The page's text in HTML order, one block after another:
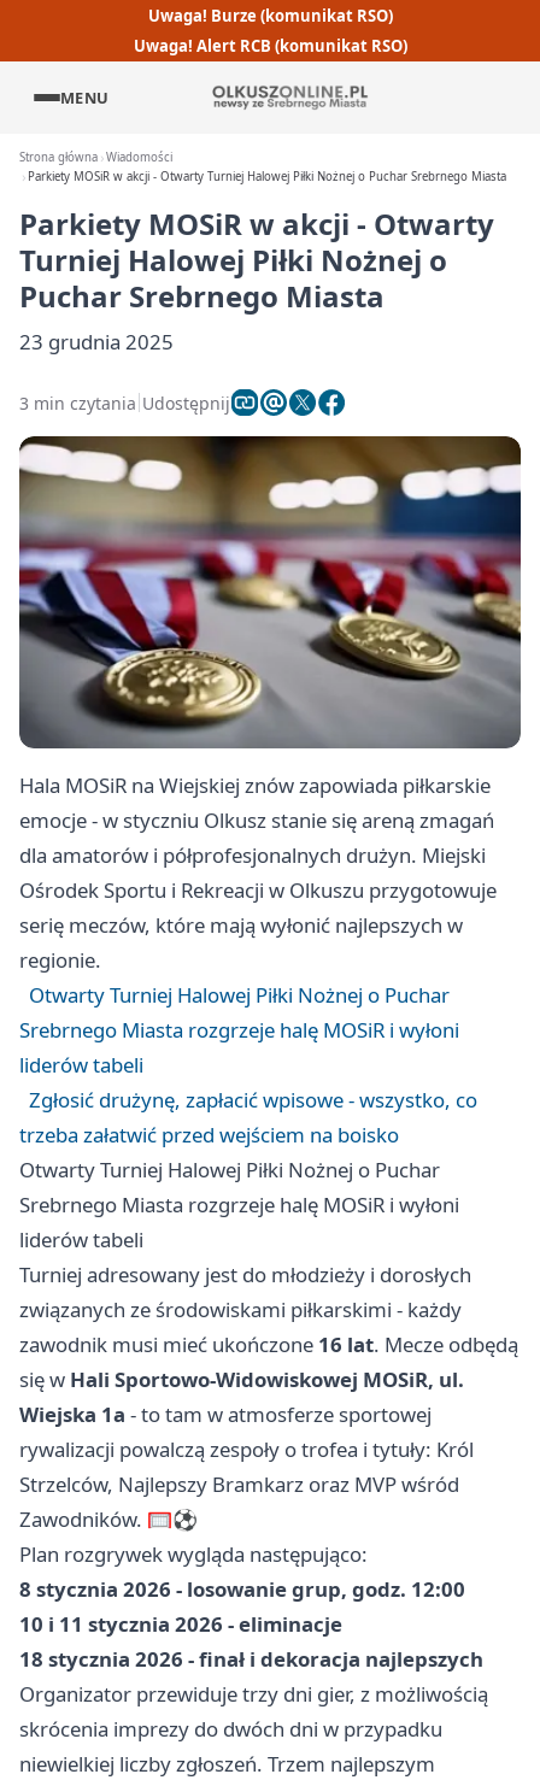
Uwaga! Burze (komunikat RSO)
Uwaga! Alert RCB (komunikat RSO)
MENU
Strona główna Wiadomości
Parkiety MOSiR w akcji - Otwarty Turniej Halowej Piłki Nożnej o Puchar Srebrnego Miasta
Parkiety MOSiR w akcji - Otwarty
Turniej Halowej Piłki Nożnej o
Puchar Srebrnego Miasta
23 grudnia 2025
3 min czytania Udostępnij
Hala MOSiR na Wiejskiej znów zapowiada piłkarskie
emocje - w styczniu Olkusz stanie się areną zmagań
dla amatorów i półprofesjonalnych drużyn. Miejski
Ośrodek Sportu i Rekreacji w Olkuszu przygotowuje
serię meczów, które mają wyłonić najlepszych w
regionie.
Otwarty Turniej Halowej Piłki Nożnej o Puchar
Srebrnego Miasta rozgrzeje halę MOSiR i wyłoni
liderów tabeli
Zgłosić drużynę, zapłacić wpisowe - wszystko, co
trzeba załatwić przed wejściem na boisko
Otwarty Turniej Halowej Piłki Nożnej o Puchar
Srebrnego Miasta rozgrzeje halę MOSiR i wyłoni
liderów tabeli
Turniej adresowany jest do młodzieży i dorosłych
związanych ze środowiskami piłkarskimi - każdy
zawodnik musi mieć ukończone 16 lat. Mecze odbędą
się w Hali Sportowo-Widowiskowej MOSiR, ul.
Wiejska 1a - to tam w atmosferze sportowej
rywalizacji powalczą zespoły o trofea i tytuły: Król
Strzelców, Najlepszy Bramkarz oraz MVP wśród
Zawodników. 🥅⚽
Plan rozgrywek wygląda następująco:
8 stycznia 2026 - losowanie grup, godz. 12:00
10 i 11 stycznia 2026 - eliminacje
18 stycznia 2026 - finał i dekoracja najlepszych
Organizator przewiduje trzy dni gier, z możliwością
skrócenia imprezy do dwóch dni w przypadku
niewielkiej liczby zgłoszeń. Trzem najlepszym